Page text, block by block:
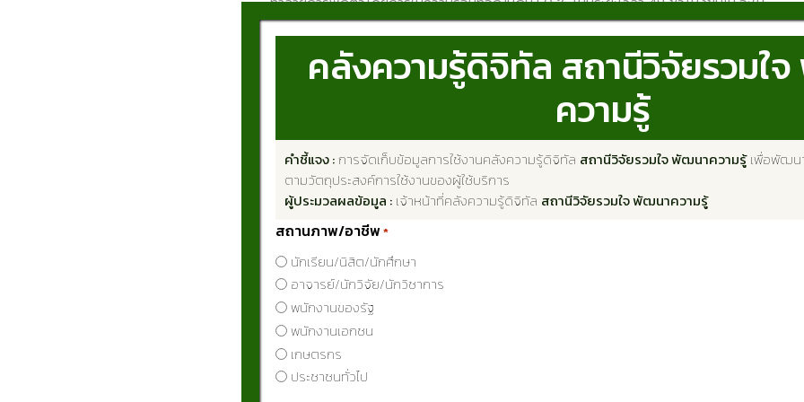
เปอร์เซ็นต์ความงอกสูงใกล้เคียงกันทั้ง 3 ระยะเวลา
Abstract
This study investigated the dormancy period of harvested indica and japonica
rice seeds. Seed samples of rice cultivar RJP01 (Indica) and rice line RJP02
(Japonica) were subjected to dormancy-breaking treatments at 0, 7, 14, 21, 28, and
35 days after harvest using heat treatment at 50 °C for durations of 48, 96, and 144
hours. The results showed that seeds of both rice types exhibited weak dormancy.
For RJP01 (Indica), dormancy was completely released 7 days after harvest. Heat
germination percentage exceeded 90%. However, when freshly harvested seeds
were subjected immediately to dormancy-breaking treatment by heating at 50 °C
for 144 hours, the highest germination percentage (95.50%) was obtained. In
contrast, the control treatment without dormancy-breaking showed the lowest
germination percentage (27.25%). For RJP02 (Japonica), dormancy was completely
คลังความรู้ดิจิทัล สถานีวิจัยรวมใ
ความรู้
คำชี้แจง :การจัดเก็บข้อมูลการใช้งานคลังความรู้ดิจิทัล สถานีวิจัยรวมใจ พัฒนาความรู้เพื่อพัฒน
ตามวัตถุประสงค์การใช้งานของผู้ใช้บริการ
ผู้ประมวลผลข้อมูล :เจ้าหน้าที่คลังความรู้ดิจิทัล สถานีวิจัยรวมใจ พัฒนาความรู้
สถานภาพ/อาชีพ*
นักเรียน/นิสิต/นักศึกษา
อาจารย์/นักวิจัย/นักวิชาการ
พนักงานของรัฐ
พนักงานเอกชน
เกษตรกร
ประชาชนทั่วไป